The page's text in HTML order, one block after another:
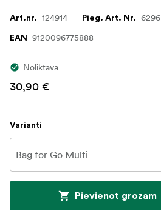
Art.nr. 124914 Pieg. Art. Nr. 6296
EAN 9120096775888
Noliktavā
30,90 €
Varianti
Pievienot grozam